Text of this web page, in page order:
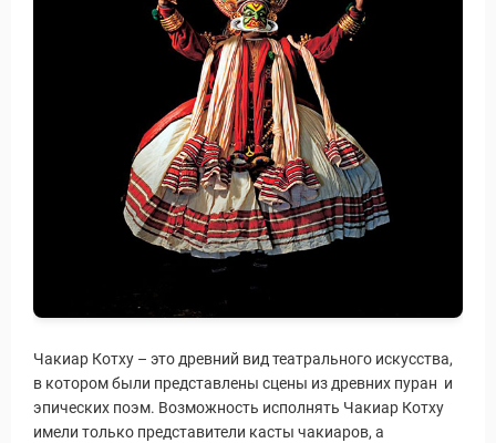
Чакиар Котху – это древний вид театрального искусства,
в котором были представлены сцены из древних пуран и
эпических поэм. Возможность исполнять Чакиар Котху
имели только представители касты чакиаров, а